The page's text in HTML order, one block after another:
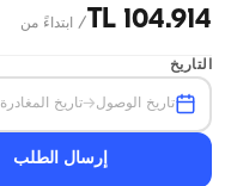
104.914 TL
/ ابتداءً من
التاريخ
تاريخ الوصول→تاريخ المغادرة
إرسال الطلب